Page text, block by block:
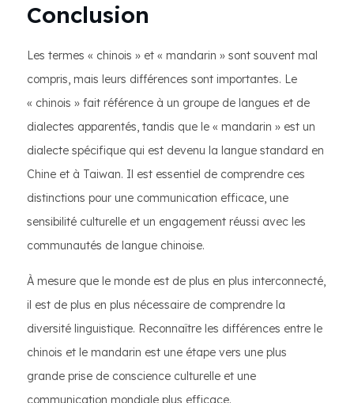
Conclusion
Les termes « chinois » et « mandarin » sont souvent mal
compris, mais leurs différences sont importantes. Le
« chinois » fait référence à un groupe de langues et de
dialectes apparentés, tandis que le « mandarin » est un
dialecte spécifique qui est devenu la langue standard en
Chine et à Taiwan. Il est essentiel de comprendre ces
distinctions pour une communication efficace, une
sensibilité culturelle et un engagement réussi avec les
communautés de langue chinoise.
À mesure que le monde est de plus en plus interconnecté,
il est de plus en plus nécessaire de comprendre la
diversité linguistique. Reconnaître les différences entre le
chinois et le mandarin est une étape vers une plus
grande prise de conscience culturelle et une
communication mondiale plus efficace.